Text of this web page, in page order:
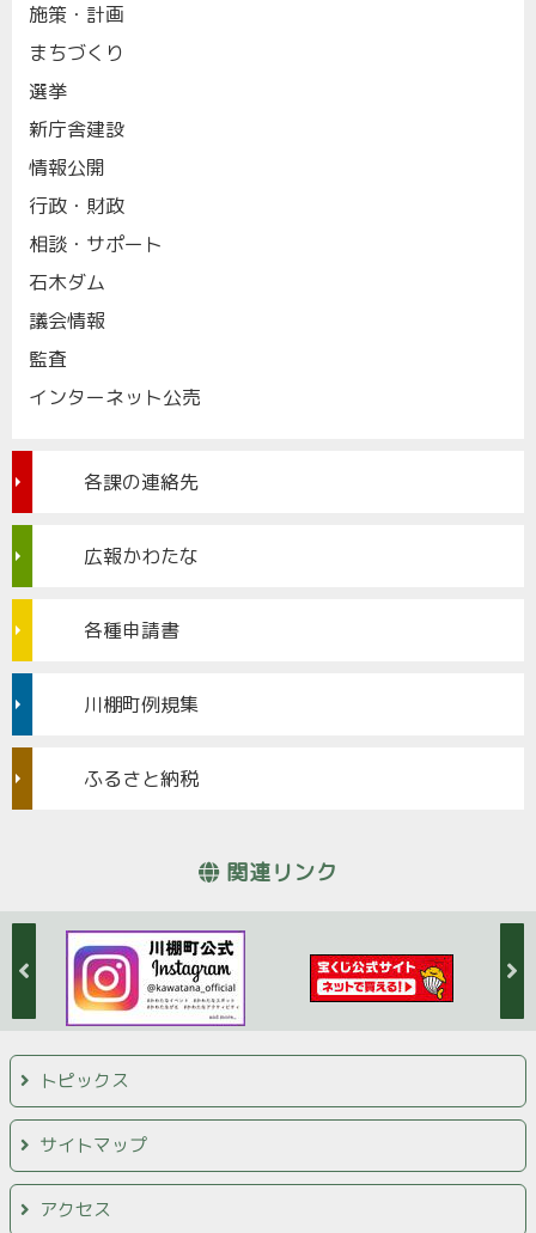
施策・計画
まちづくり
選挙
新庁舎建設
情報公開
行政・財政
相談・サポート
石木ダム
議会情報
監査
インターネット公売
各課の連絡先
広報かわたな
各種申請書
川棚町例規集
ふるさと納税
関連リンク
トピックス
サイトマップ
アクセス